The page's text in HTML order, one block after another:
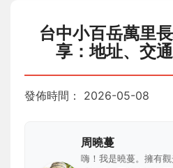
台中小百岳萬里
享：地址、交
發佈時間： 2026-05-08
周曉蔓
嗨！我是曉蔓。擁有